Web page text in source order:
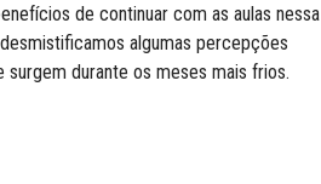
de continuar com as aulas nessa
algumas percepções
surgem durante os meses mais frios.